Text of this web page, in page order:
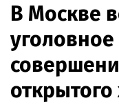
В Москве